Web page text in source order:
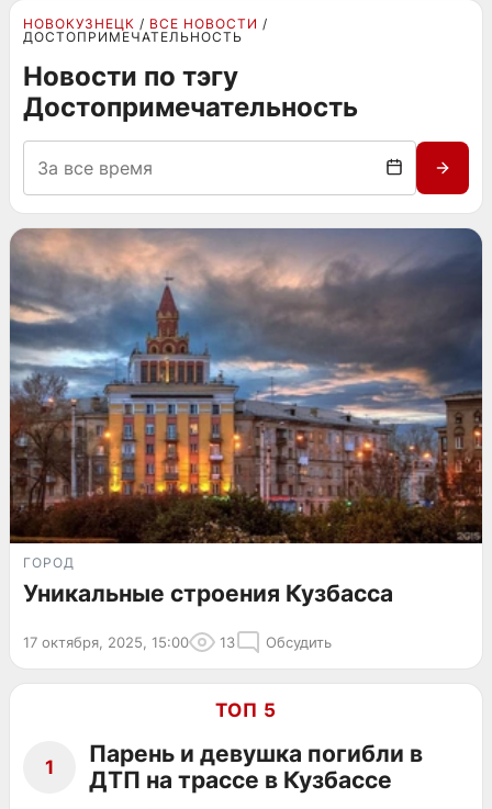
НОВОКУЗНЕЦК
ВСЕ НОВОСТИ
ДОСТОПРИМЕЧАТЕЛЬНОСТЬ
Новости по тэгу
Достопримечательность
ГОРОД
Уникальные строения Кузбасса
17 октября, 2025, 15:00 13 Обсудить
ТОП 5
1
Парень и девушка погибли в
ДТП на трассе в Кузбассе